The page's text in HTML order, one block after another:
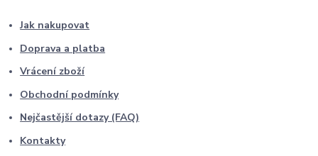
Jak nakupovat
Doprava a platba
Vrácení zboží
Obchodní podmínky
Nejčastější dotazy (FAQ)
Kontakty